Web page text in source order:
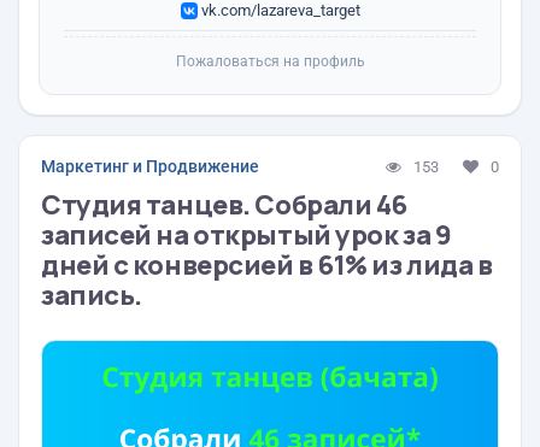
vk.com/lazareva_target
Пожаловаться на профиль
Маркетинг и Продвижение 153 0
Студия танцев. Собрали 46
записей на открытый урок за 9
дней с конверсией в 61% из лида в
запись.